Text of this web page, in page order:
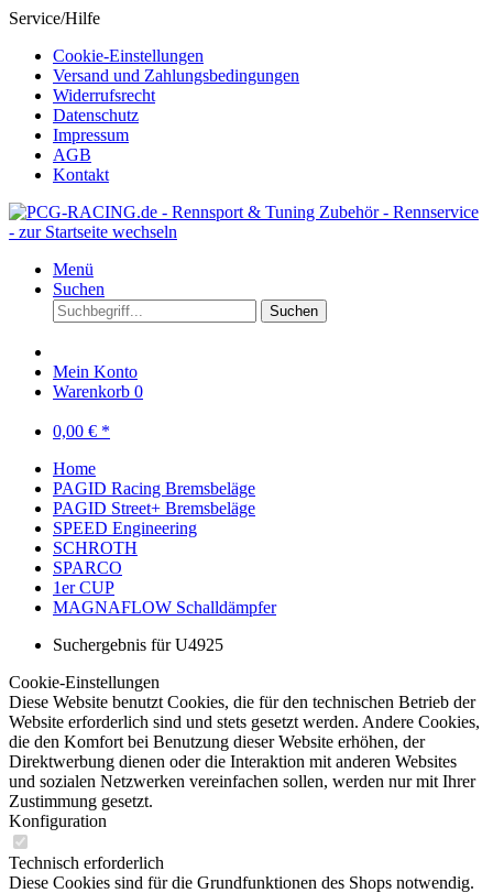
Service/Hilfe
Cookie-Einstellungen
Versand und Zahlungsbedingungen
Widerrufsrecht
Datenschutz
Impressum
AGB
Kontakt
Menü
Suchen
Suchen
Mein Konto
Warenkorb 0
0,00 € *
Home
PAGID Racing Bremsbeläge
PAGID Street+ Bremsbeläge
SPEED Engineering
SCHROTH
SPARCO
1er CUP
MAGNAFLOW Schalldämpfer
Suchergebnis für U4925
Cookie-Einstellungen
Diese Website benutzt Cookies, die für den technischen Betrieb der
Website erforderlich sind und stets gesetzt werden. Andere Cookies,
die den Komfort bei Benutzung dieser Website erhöhen, der
Direktwerbung dienen oder die Interaktion mit anderen Websites
und sozialen Netzwerken vereinfachen sollen, werden nur mit Ihrer
Zustimmung gesetzt.
Konfiguration
Technisch erforderlich
Diese Cookies sind für die Grundfunktionen des Shops notwendig.